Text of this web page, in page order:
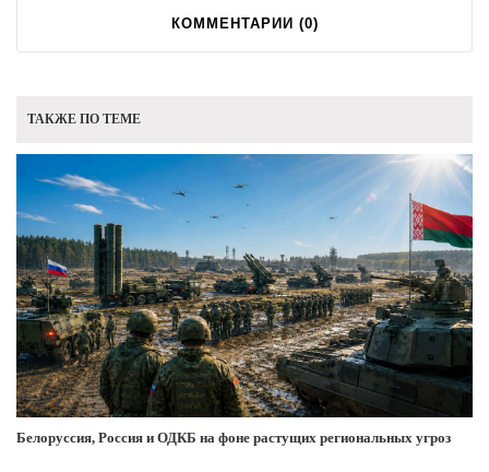
КОММЕНТАРИИ (0)
ТАКЖЕ ПО ТЕМЕ
Белоруссия, Россия и ОДКБ на фоне растущих региональных угроз